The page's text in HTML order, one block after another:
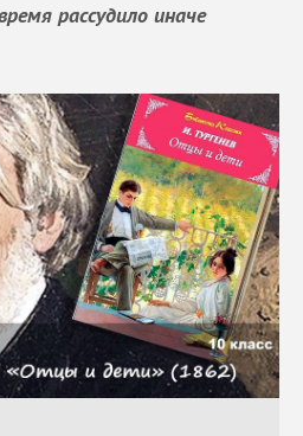
рассудило иначе